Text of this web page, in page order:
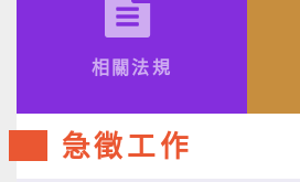
相關法規
急徵工作